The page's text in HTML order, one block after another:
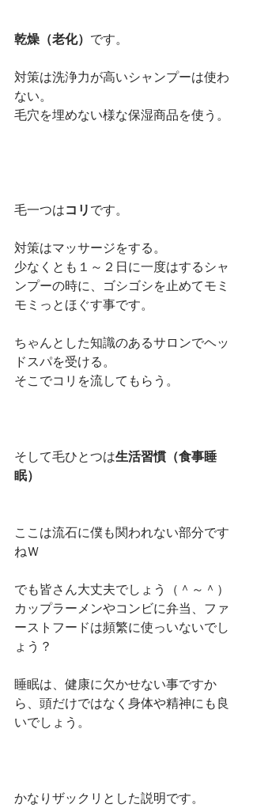
乾燥（老化） です。
対策は洗浄力が高いシャンプーは使わ
ない。
毛穴を埋めない様な保湿商品を使う。
毛一つはコリ です。
対策はマッサージをする。
少なくとも１～２日に一度はするシャ
ンプーの時に、ゴシゴシを止めてモミ
モミっとほぐす事です。
ちゃんとした知識のあるサロンでヘッ
ドスパを受ける。
そこでコリを流してもらう。
そして毛ひとつは生活習慣（食事睡
眠）
ここは流石に僕も関われない部分です
ねＷ
でも皆さん大丈夫でしょう（＾～＾）
カップラーメンやコンビに弁当、ファ
ーストフードは頻繁に使っいないでし
ょう？
睡眠は、健康に欠かせない事ですか
ら、頭だけではなく身体や精神にも良
いでしょう。
かなりザックリとした説明です。